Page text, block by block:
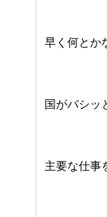
早く何とか
国がバシッ
主要な仕事